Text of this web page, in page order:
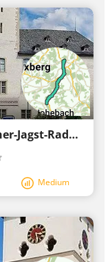
Nördliche Verbindung vom Kocher-Jagst-Radweg ins Taubertal
Medium